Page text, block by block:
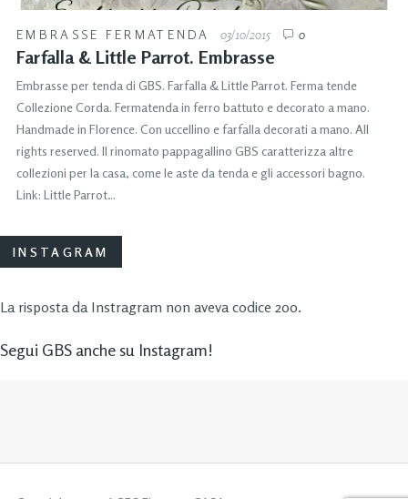
EMBRASSE FERMATENDA 03/10/2015 0
Farfalla & Little Parrot. Embrasse
Embrasse per tenda di GBS. Farfalla & Little Parrot. Ferma tende
Collezione Corda. Fermatenda in ferro battuto e decorato a mano.
Handmade in Florence. Con uccellino e farfalla decorati a mano. All
rights reserved. Il rinomato pappagallino GBS caratterizza altre
collezioni per la casa, come le aste da tenda e gli accessori bagno.
Link: Little Parrot…
INSTAGRAM
La risposta da Instragram non aveva codice 200.
Segui GBS anche su Instagram!